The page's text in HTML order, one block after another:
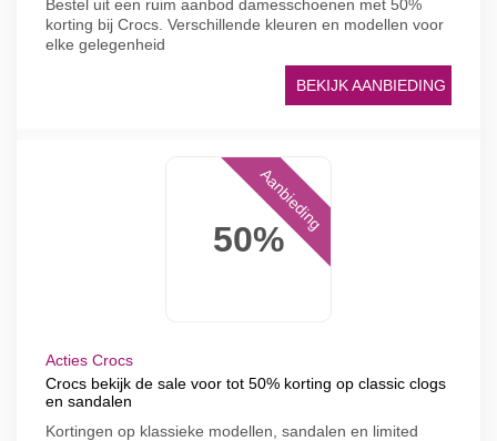
Bestel uit een ruim aanbod damesschoenen met 50%
korting bij Crocs. Verschillende kleuren en modellen voor
elke gelegenheid
BEKIJK AANBIEDING
50%
Aanbieding
Acties Crocs
Crocs bekijk de sale voor tot 50% korting op classic clogs
en sandalen
Kortingen op klassieke modellen, sandalen en limited